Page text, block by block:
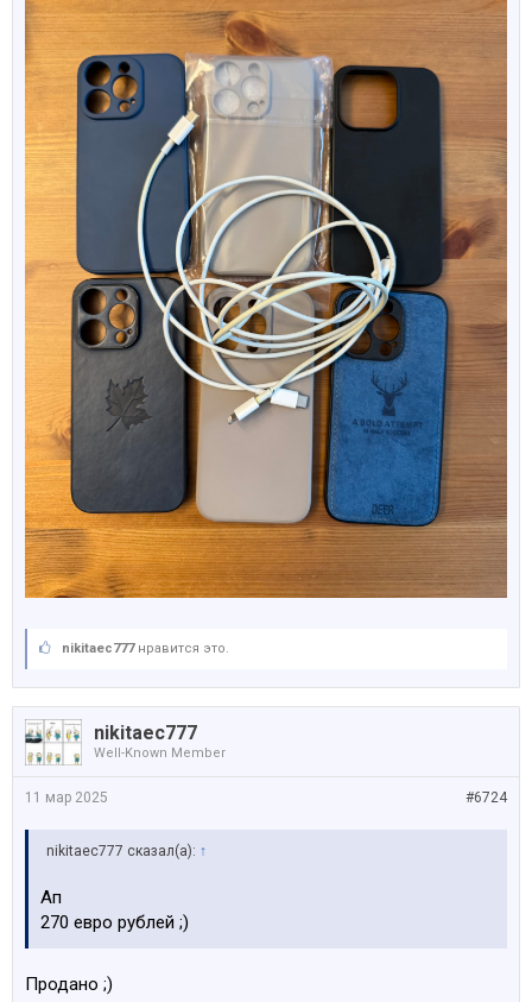
nikitaec777нравится это.
nikitaec777
Well-Known Member
#6724
11 мар 2025
nikitaec777 сказал(а): ↑
Ап
270 евро рублей ;)
Продано ;)